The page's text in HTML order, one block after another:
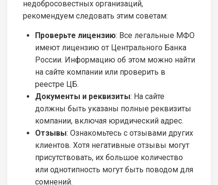
недобросовестных организаций,
рекомендуем следовать этим советам:
Проверьте лицензию: Все легальные МФО
имеют лицензию от Центрального Банка
России. Информацию об этом можно найти
на сайте компании или проверить в
реестре ЦБ.
Документы и реквизиты: На сайте
должны быть указаны полные реквизиты
компании, включая юридический адрес.
Отзывы: Ознакомьтесь с отзывами других
клиентов. Хотя негативные отзывы могут
присутствовать, их большое количество
или однотипность могут быть поводом для
сомнений.